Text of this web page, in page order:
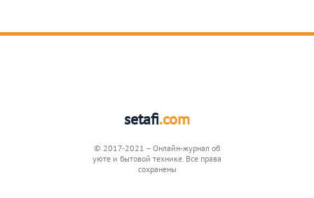
setafi.com
© 2017-2021 – Онлайн-журнал об
уюте и бытовой технике. Все права
сохранены